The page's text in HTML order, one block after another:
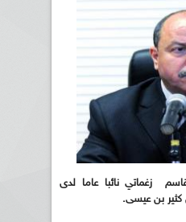
زغماتي نائبا عاما لدى
كثير بن عيسى.